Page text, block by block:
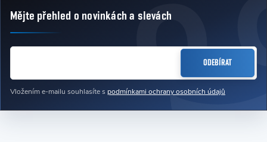
Zápatí
Mějte přehled o novinkácha slevách
Vložením e-mailu souhlasíte s podmínkami ochrany osobních údajů
ODEBÍRAT